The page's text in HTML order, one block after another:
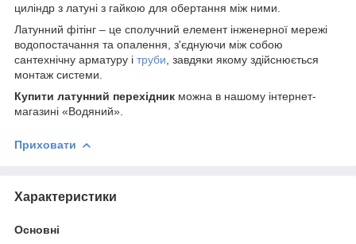
циліндр з латуні з гайкою для обертання між ними.
Латунний фітінг – це сполучний елемент інженерної мережі
водопостачання та опалення, з'єднуючи між собою
сантехнічну арматуру і труби , завдяки якому здійснюється
монтаж системи.
Купити латунний перехідник можна в нашому інтернет-
магазині «Водяний».
Приховати
Характеристики
Основні